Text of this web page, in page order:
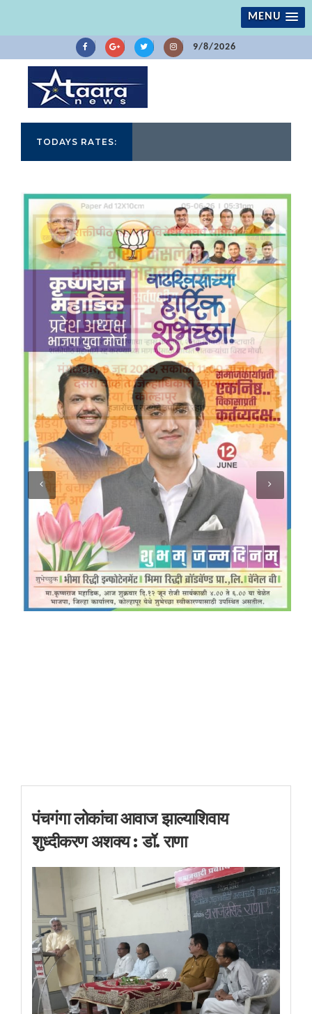
MENU
9/8/2026
TODAYS RATES:
पंचगंगा लोकांचा आवाज झाल्याशिवाय
शुध्दीकरण अशक्य : डॉ. राणा